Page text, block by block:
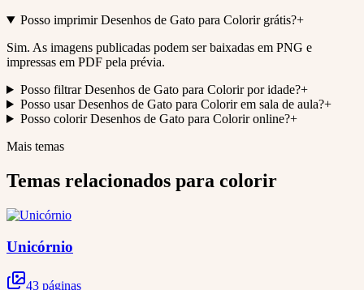
Posso imprimir Desenhos de Gato para Colorir grátis?+
Sim. As imagens publicadas podem ser baixadas em PNG e
impressas em PDF pela prévia.
Posso filtrar Desenhos de Gato para Colorir por idade?+
Posso usar Desenhos de Gato para Colorir em sala de aula?+
Posso colorir Desenhos de Gato para Colorir online?+
Mais temas
Temas relacionados para colorir
Unicórnio
43 páginas